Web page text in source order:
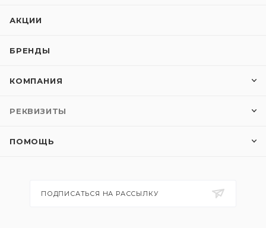
АКЦИИ
БРЕНДЫ
КОМПАНИЯ
РЕКВИЗИТЫ
ПОМОЩЬ
ПОДПИСАТЬСЯ НА РАССЫЛКУ